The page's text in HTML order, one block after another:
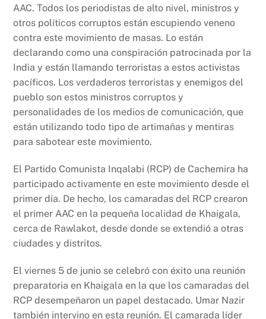
AAC. Todos los periodistas de alto nivel, ministros y
otros políticos corruptos están escupiendo veneno
contra este movimiento de masas. Lo están
declarando como una conspiración patrocinada por la
India y están llamando terroristas a estos activistas
pacíficos. Los verdaderos terroristas y enemigos del
pueblo son estos ministros corruptos y
personalidades de los medios de comunicación, que
están utilizando todo tipo de artimañas y mentiras
para sabotear este movimiento.
El Partido Comunista Inqalabi (RCP) de Cachemira ha
participado activamente en este movimiento desde el
primer día. De hecho, los camaradas del RCP crearon
el primer AAC en la pequeña localidad de Khaigala,
cerca de Rawlakot, desde donde se extendió a otras
ciudades y distritos.
El viernes 5 de junio se celebró con éxito una reunión
preparatoria en Khaigala en la que los camaradas del
RCP desempeñaron un papel destacado. Umar Nazir
también intervino en esta reunión. El camarada líder